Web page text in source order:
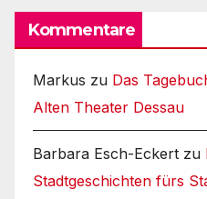
Kommentare
Markus zu Das
Alten Theater Dessau
Barbara Esch-Eckert zu
Stadtgeschichten fürs